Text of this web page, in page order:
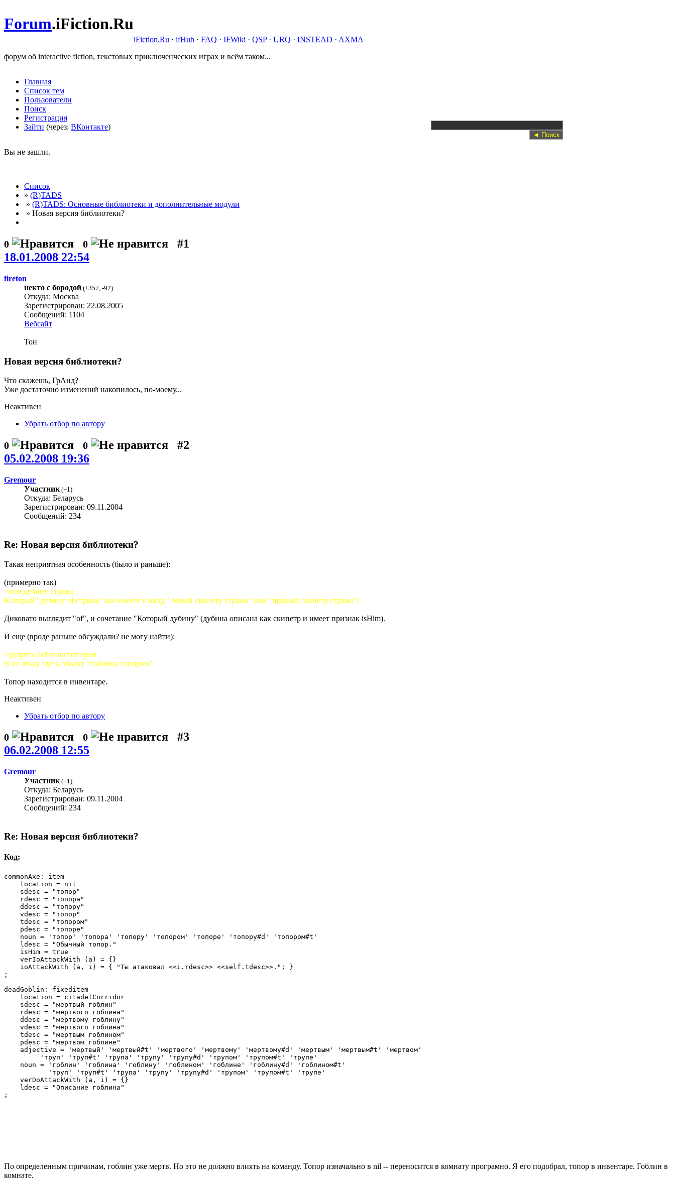
Forum.iFiction.Ru
iFiction.Ru · ifHub · FAQ · IFWiki · QSP· URQ · INSTEAD · AXMA
форум об interactive fiction, текстовых приключенческих играх и всём таком...
Главная
Список тем
Пользователи
Поиск
Регистрация
Зайти (через: ВКонтакте)
Вы не зашли.
Список
» (R)TADS
» (R)TADS: Основные библиотеки и дополнительные модули
» Новая версия библиотеки?
0 0
#1
18.01.2008 22:54
fireton
некто с бородой (+357 -92)
Откуда: Москва
Зарегистрирован: 22.08.2005
Сообщений: 1104
Вебсайт
Тон
Новая версия библиотеки?
Что скажешь, ГрАнд?
Уже достаточно изменений накопилось, по-моему...
Неактивен
Убрать отбор по автору
0 0
#2
05.02.2008 19:36
Gremour
Участник(+1)
Откуда: Беларусь
Зарегистрирован: 09.11.2004
Сообщений: 234
Re: Новая версия библиотеки?
Такая неприятная особенность (было и раньше):
(примерно так)
>осм дубину стража
Который "дубину of стража" вы имеете в виду, "левый скипетр стража" или "правый скипетр стража"?
Диковато выглядит "of", и сочетание "Который дубину" (дубина описана как скипетр и имеет признак isHim).
И еще (вроде раньше обсуждали? не могу найти):
>ударить гоблина топором
Я не вижу здесь объект "гоблина топором".
Топор находится в инвентаре.
Неактивен
Убрать отбор по автору
0 0
#3
06.02.2008 12:55
Gremour
Участник(+1)
Откуда: Беларусь
Зарегистрирован: 09.11.2004
Сообщений: 234
Re: Новая версия библиотеки?
Код:
commonAxe: item
    location = nil
    sdesc = "топор"
    rdesc = "топора"
    ddesc = "топору"
    vdesc = "топор"
    tdesc = "топором"
    pdesc = "топоре"
    noun = 'топор' 'топора' 'топору' 'топором' 'топоре' 'топору#d' 'топором#t'
    ldesc = "Обычный топор."
    isHim = true
    verIoAttackWith (a) = {}
    ioAttackWith (a, i) = { "Ты атаковал <<i.rdesc>> <<self.tdesc>>."; }
;
deadGoblin: fixeditem
    location = citadelCorridor
    sdesc = "мертвый гоблин"
    rdesc = "мертвого гоблина"
    ddesc = "мертвому гоблину"
    vdesc = "мертвого гоблина"
    tdesc = "мертвым гоблином"
    pdesc = "мертвом гоблине"
    adjective = 'мертвый' 'мертвый#t' 'мертвого' 'мертвому' 'мертвому#d' 'мертвым' 'мертвым#t' 'мертвом'
         'труп' 'труп#t' 'трупа' 'трупу' 'трупу#d' 'трупом' 'трупом#t' 'трупе'
    noun = 'гоблин' 'гоблина' 'гоблину' 'гоблином' 'гоблине' 'гоблину#d' 'гоблином#t'
           'труп' 'труп#t' 'трупа' 'трупу' 'трупу#d' 'трупом' 'трупом#t' 'трупе'
    verDoAttackWith (a, i) = {}
    ldesc = "Описание гоблина"
;
По определенным причинам, гоблин уже мертв. Но это не должно влиять на команду. Топор изначально в nil -- переносится в комнату програмно. Я его подобрал, топор в инвентаре. Гоблин в
комнате.